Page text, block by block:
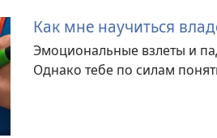
Как мне научиться
Эмоциональные взлеты и
Однако тебе по силам